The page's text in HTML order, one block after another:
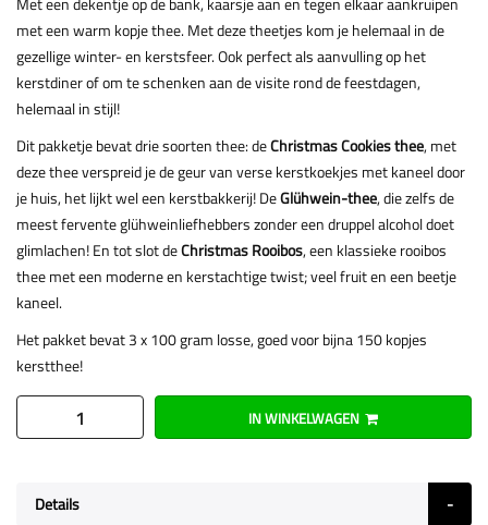
met een warm kopje thee. Met deze theetjes kom je helemaal in de
gezellige winter- en kerstsfeer. Ook perfect als aanvulling op het
kerstdiner of om te schenken aan de visite rond de feestdagen,
helemaal in stijl!
Dit pakketje bevat drie soorten thee: deChristmas Cookies thee, met
deze thee verspreid je de geur van verse kerstkoekjes met kaneel door
je huis, het lijkt wel een kerstbakkerij! DeGlühwein-thee, die zelfs de
meest fervente glühweinliefhebbers zonder een druppel alcohol doet
glimlachen! En tot slot deChristmas Rooibos, een klassieke rooibos
thee met een moderne en kerstachtige twist; veel fruit en een beetje
kaneel.
Het pakket bevat 3 x 100 gram losse, goed voor bijna 150 kopjes
kerstthee!
IN WINKELWAGEN
Details